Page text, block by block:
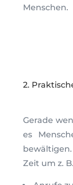
Menschen.
2.
Gerade
es
Zeit um z.